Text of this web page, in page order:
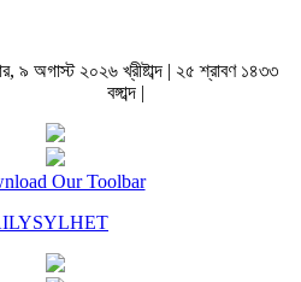
৯ অগাস্ট ২০২৬ খ্রীষ্টাব্দ | ২৫ শ্রাবণ ১৪৩৩
বঙ্গাব্দ |
Our Toolbar